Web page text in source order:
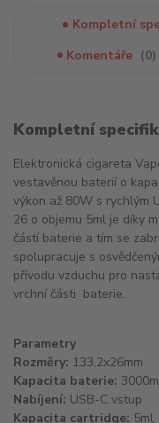
Kompletní
Komentáře
0
Kompletní
Elektronická cigareta
vestavěnou baterií o
výkon až 80W s rychlým
26 o objemu 5ml je díky
částí baterie a tím se
spolupracuje s
přívodu vzduchu pro
vrchní části baterie.
Parametry
Rozměry: 133,2x26mm
Kapacita baterie:
Nabíjení: USB-C vstup
Kapacita cartridge: 5ml